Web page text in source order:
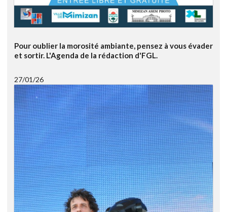
Pour oublier la morosité ambiante, pensez à vous évader
et sortir. L'Agenda de la rédaction d'FGL.
27/01/26